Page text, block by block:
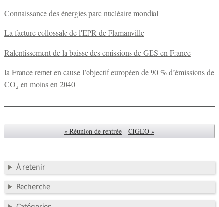
Connaissance des énergies parc nucléaire mondial
La facture collossale de l'EPR de Flamanville
Ralentissement de la baisse des emissions de GES en France
la France remet en cause l’objectif européen de 90 % d’émissions de
CO₂ en moins en 2040
« Réunion de rentrée - CIGEO »
À retenir
Recherche